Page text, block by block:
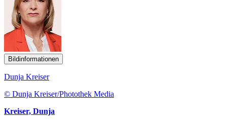
Bildinformationen
Dunja Kreiser
© Dunja Kreiser/Photothek Media
Kreiser, Dunja